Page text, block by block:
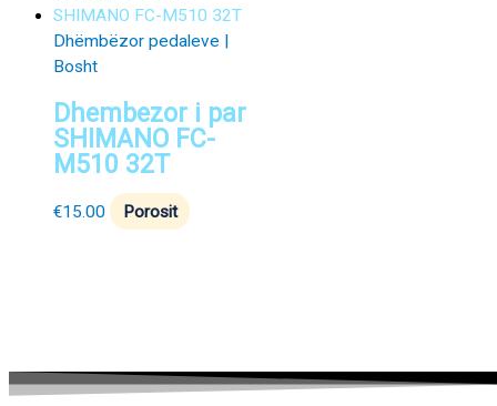
Dhëmbëzor pedaleve |
Bosht
Dhembezor i par
SHIMANO FC-
M510 32T
€15.00 Porosit